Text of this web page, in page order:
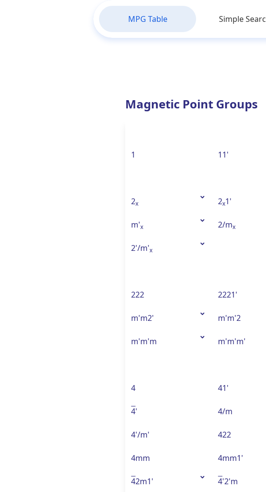
MPG Table Simple
Magnetic Point Groups
1 11'
2x 2x1'
m'x 2/mx
2'/m'x
222 2221'
m'm2' m'm'2
m'm'm m'm'm'
4 41'
4' 4/m
4'/m' 422
4mm 4mm1'
42m1' 4'2'm